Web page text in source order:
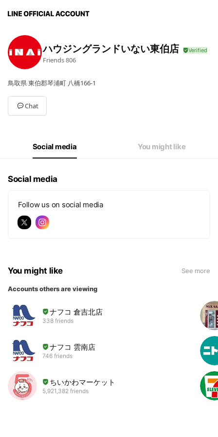
ハウジングランドいない東伯店
Friends806
鳥取県 東伯郡琴浦町 八橋166-1
Chat
Social media You might like
Social media
Follow us on social media
You might like See more
Accounts others are viewing
ナフコ 倉吉北店
338 friends
ナフコ 雲南店
746 friends
ちいかわマーケット
5,921,382 friends